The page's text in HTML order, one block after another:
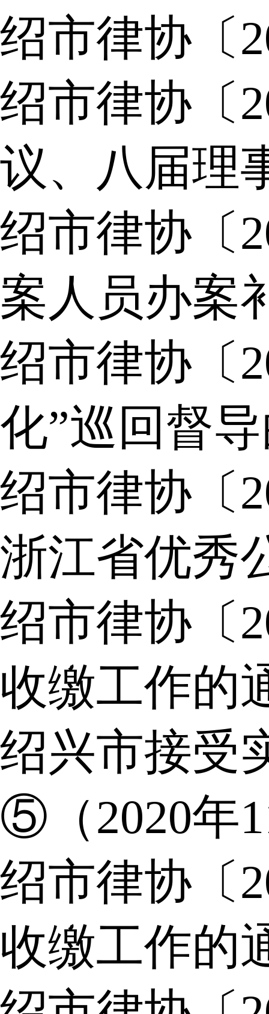
绍市律协〔
绍市律协〔
议、八届理
绍市律协〔
案人员办案
绍市律协〔
化”巡回督
绍市律协〔
浙江省优秀
绍市律协〔
收缴工作的
绍兴市接受
⑤（2020年
绍市律协〔
收缴工作的